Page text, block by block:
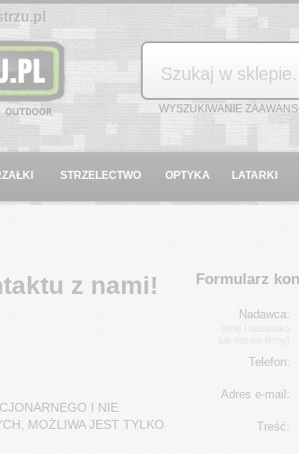
Szukaj
WYSZUKIWANIE
STRZELECTWO OPTYKA LATARKI
z nami!
I NIE
MOŻLIWA JEST TYLKO
Formularz
Nadawca:
Telefon:
Adres e-mail:
Treść: